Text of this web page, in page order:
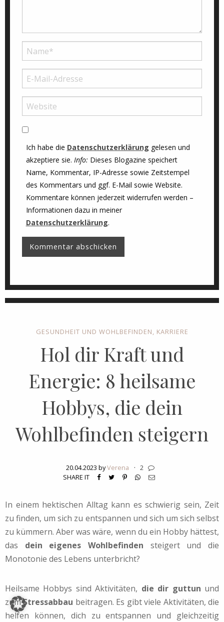
Ich habe die Datenschutzerklärung gelesen und
akzeptiere sie. Info: Dieses Blogazine speichert
Name, Kommentar, IP-Adresse sowie Zeitstempel
des Kommentars und ggf. E-Mail sowie Website.
Kommentare können jederzeit widerrufen werden –
Informationen dazu in meiner
Datenschutzerklärung.
GESUNDHEIT UND WOHLBEFINDEN, KARRIERE
Hol dir Kraft und
Energie: 8 heilsame
Hobbys, die dein
Wohlbefinden steigern
20.04.2023 byVerena · 2
SHARE IT
In einem hektischen Alltag kann es schwierig sein, Zeit
zu finden, um sich zu entspannen und sich um sich selbst
zu kümmern. Aber was wäre, wenn du ein Hobby hättest,
das dein eigenes Wohlbefinden steigert und die
Monotonie des Lebens unterbricht?
Heilsame Hobbys sind Aktivitäten, die dir guttun und
zumStressabbau beitragen. Es gibt viele Aktivitäten, die
helfen können, dich zu entspannen und gleichzeitig